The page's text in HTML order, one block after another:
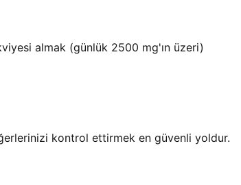
almak (günlük 2500 mg'ın üzeri)
kontrol ettirmek en güvenli yoldur.